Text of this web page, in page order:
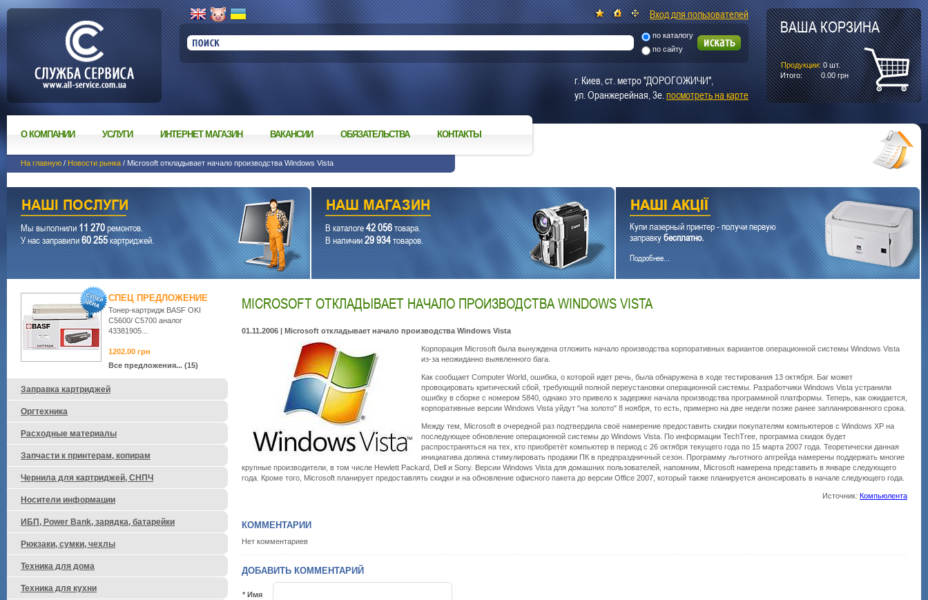
О КОМПАНИИ УСЛУГИ ИНТЕРНЕТ МАГАЗИН ВАКАНСИИ ОБЯЗАТЕЛЬСТВА КОНТАКТЫ
На главную / Новости рынка / Microsoft откладывает начало производства Windows Vista
Мы выполнили11 270ремонтов.
У нас заправили60 255картриджей.
В каталоге42 056товара.
В наличии29 934товаров.
Купи лазерный принтер - получи первую
заправкубесплатно.
Подробнее...
MICROSOFT ОТКЛАДЫВАЕТ НАЧАЛО ПРОИЗВОДСТВА WINDOWS VISTA
01.11.2006 | Microsoft откладывает начало производства Windows Vista
Корпорация Microsoft была вынуждена отложить начало производства корпоративных вариантов операционной системы Windows Vista
из-за неожиданно выявленного бага.
Как сообщает Computer World, ошибка, о которой идет речь, была обнаружена в ходе тестирования 13 октября. Баг может
провоцировать критический сбой, требующий полной переустановки операционной системы. Разработчики Windows Vista устранили
ошибку в сборке с номером 5840, однако это привело к задержке начала производства программной платформы. Теперь, как ожидается,
корпоративные версии Windows Vista уйдут "на золото" 8 ноября, то есть, примерно на две недели позже ранее запланированного срока.
Между тем, Microsoft в очередной раз подтвердила своё намерение предоставить скидки покупателям компьютеров с Windows ХР на
последующее обновление операционной системы до Windows Vista. По информации TechTree, программа скидок будет
распространяться на тех, кто приобретёт компьютер в период с 26 октября текущего года по 15 марта 2007 года. Теоретически данная
инициатива должна стимулировать продажи ПК в предпраздничный сезон. Программу льготного апгрейда намерены поддержать многие
крупные производители, в том числе Hewlett Packard, Dell и Sony. Версии Windows Vista для домашних пользователей, напомним, Microsoft намерена представить в январе следующего
года. Кроме того, Microsoft планирует предоставлять скидки и на обновление офисного пакета до версии Office 2007, который также планируется анонсировать в начале следующего года.
Источник: Компьюлента
КОММЕНТАРИИ
Нет комментариев
ДОБАВИТЬ КОММЕНТАРИЙ
* Имя
СПЕЦ ПРЕДЛОЖЕНИЕ
Тонер-картридж BASF OKI
C5600/ C5700 аналог
43381905...
1202.00 грн
Все предложения... (15)
Заправка картриджей
Оргтехника
Расходные материалы
Запчасти к принтерам, копирам
Чернила для картриджей, СНПЧ
Носители информации
ИБП, Power Bank, зарядка, батарейки
Рюкзаки, сумки, чехлы
Техника для дома
Техника для кухни
ВАША КОРЗИНА
Продукции: 0шт.
Итого:
0.00 грн
Вход для пользователей
по каталогу
по сайту
г. Киев, ст. метро "ДОРОГОЖИЧИ",
ул. Оранжерейная, 3е.посмотреть на карте